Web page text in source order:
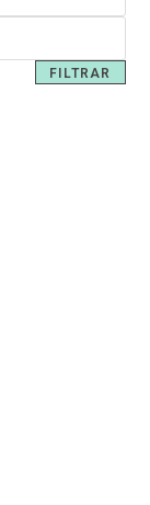
FILTRAR